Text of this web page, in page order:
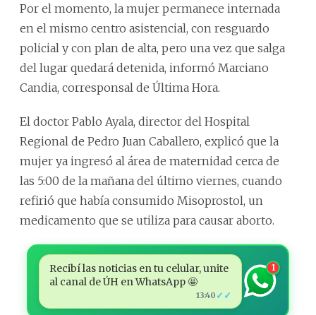
Por el momento, la mujer permanece internada
en el mismo centro asistencial, con resguardo
policial y con plan de alta, pero una vez que salga
del lugar quedará detenida, informó Marciano
Candia, corresponsal de Última Hora.
El doctor Pablo Ayala, director del Hospital
Regional de Pedro Juan Caballero, explicó que la
mujer ya ingresó al área de maternidad cerca de
las 5:00 de la mañana del último viernes, cuando
refirió que había consumido Misoprostol, un
medicamento que se utiliza para causar aborto.
Recibí las noticias en tu celular, unite
al canal de ÚH en WhatsApp 🤩
13:40 ✓✓
1